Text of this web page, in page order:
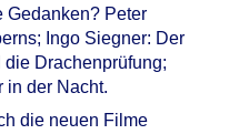
Gedanken? Peter
Ingo Siegner: Der
Drachenprüfung;
in der Nacht.
die neuen Filme